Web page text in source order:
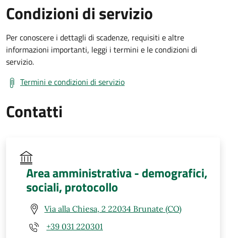
Condizioni di servizio
Per conoscere i dettagli di scadenze, requisiti e altre
informazioni importanti, leggi i termini e le condizioni di
servizio.
Termini e condizioni di servizio
Contatti
Area amministrativa - demografici,
sociali, protocollo
Via alla Chiesa, 2 22034 Brunate (CO)
+39 031 220301